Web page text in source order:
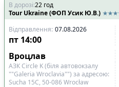
В дорозі:22 год
Tour Ukraine (ФОП Усик Ю.В.)
Відправлення: 07.08.2026
пт 14:00
Вроцлав
АЗК Circle K (біля автовокзалу
""Galeria Wroclavia"") за адресою:
Sucha 15C, 50-086 Wrocław